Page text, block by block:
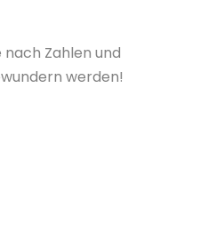
Zahlen und
werden!